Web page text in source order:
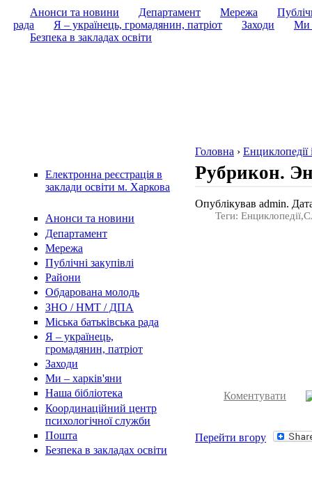
Анонси та новини Департамент Мережа
рада
Я – українець, громадянин, патріот Заходи
Ми
Безпека в закладах освіти
Електронна реєстрація в
заклади освіти м. Харкова
Анонси та новини
Департамент
Мережа
Публічні закупівлі
Райони
Обдарована молодь
ЗНО / НМТ / ДПА
Міська батьківська рада
Я – українець,
громадянин, патріот
Заходи
Ми – харків'яни
Наша бібліотека
Координаційний центр
психологічної служби
Пошта
Безпека в закладах освіти
Головна › Енциклопедії
Рубрикон.
Опублікував admin.
Теги:
Коментувати
Перейти вгору